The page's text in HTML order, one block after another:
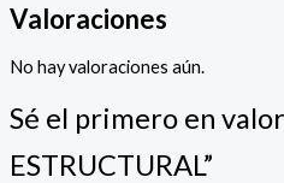
Valoraciones
No hay valoraciones aún.
Sé el primero en
ESTRUCTURAL”